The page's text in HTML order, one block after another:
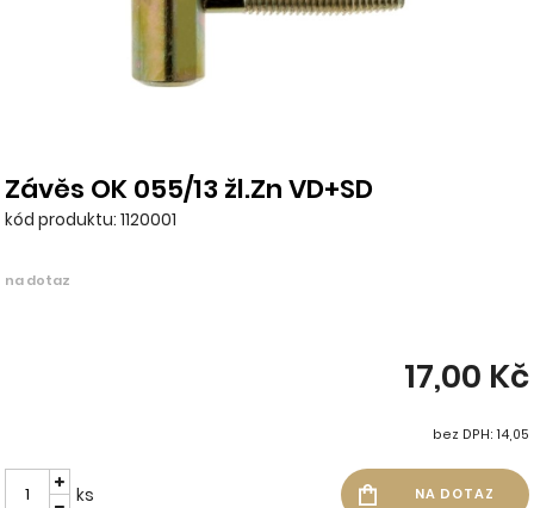
Závěs OK 055/13 žl.Zn VD+SD
kód produktu: 1120001
na dotaz
17,00 Kč
bez DPH: 14,05
ks